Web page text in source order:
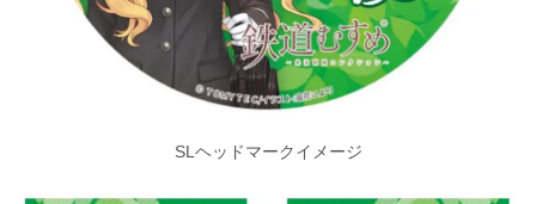
SLヘッドマークイメージ